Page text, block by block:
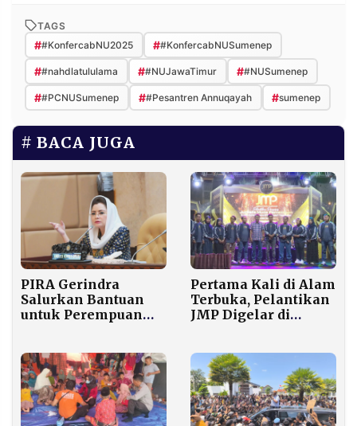
TAGS
##KonfercabNU2025 ##KonfercabNUSumenep
##nahdlatululama ##NUJawaTimur ##NUSumenep
##PCNUSumenep ##Pesantren Annuqayah #sumenep
BACA JUGA
PIRA Gerindra
Salurkan Bantuan
untuk Perempuan
Pertama Kali di Alam
Terbuka, Pelantikan
JMP Digelar di